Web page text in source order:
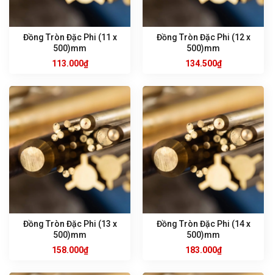
Đồng Tròn Đặc Phi (11 x
500)mm
113.000₫
Đồng Tròn Đặc Phi (12 x
500)mm
134.500₫
Đồng Tròn Đặc Phi (13 x
500)mm
158.000₫
Đồng Tròn Đặc Phi (14 x
500)mm
183.000₫